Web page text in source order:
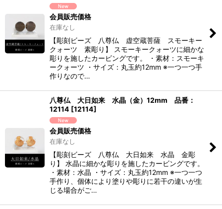
会員販売価格
在庫なし
【彫刻ビーズ 八尊仏 虚空蔵菩薩 スモーキー
クォーツ 素彫り】 スモーキークォーツに細かな
彫りを施したカービングです。 ・素材：スモーキ
ークォーツ ・サイズ：丸玉約12mm ※一つ一つ手
作りなので…
八尊仏 大日如来 水晶（金）12mm 品番：
12114 [12114]
会員販売価格
在庫なし
【彫刻ビーズ 八尊仏 大日如来 水晶 金彫
り】 水晶に細かな彫りを施したカービングです。
・素材：水晶 ・サイズ：丸玉約12mm ※一つ一つ
手作り、個体により塗りや彫りに若干の違いが生
じる場合がご…